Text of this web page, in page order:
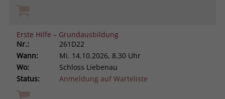
Erste Hilfe – Grundausbildung
Nr.:
261D22
Wann:
Mi. 14.10.2026, 8.30 Uhr
Wo:
Schloss Liebenau
Status:
Anmeldung auf Warteliste